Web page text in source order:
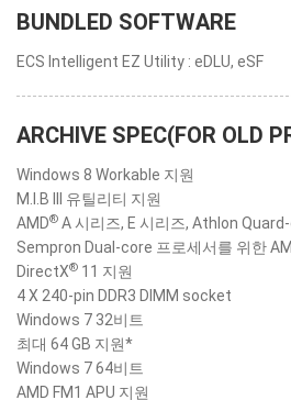
BUNDLED SOFTWARE
ECS Intelligent EZ Utility : eDLU, eSF
ARCHIVE SPEC(FOR OLD
Windows 8 Workable 지원
M.I.B III 유틸리티 지원
AMD® A 시리즈, E 시리즈, Athlon
Sempron Dual-core 프로세서를 위한
DirectX® 11 지원
4 X 240-pin DDR3 DIMM socket
Windows 7 32비트
최대 64 GB 지원*
Windows 7 64비트
AMD FM1 APU 지원